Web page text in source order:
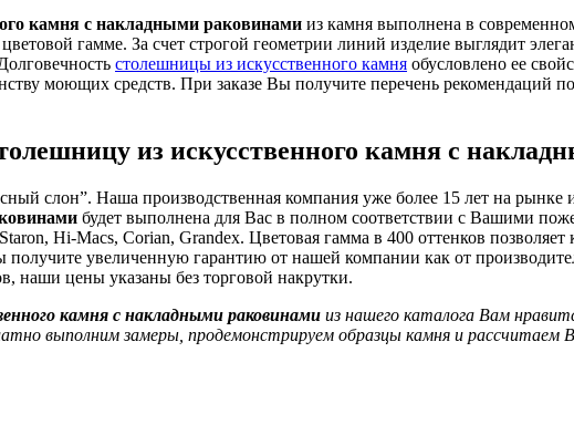
камня с накладными раковинами из камня выполнена в
гамме. За счет строгой геометрии линий изделие выглядит
столешницы из искусственного камня обусловлено ее
моющих средств. При заказе Вы получите перечень рекомендаций
из искусственного камня с
слон”. Наша производственная компания уже более 15 лет на рынке
будет выполнена для Вас в полном соответствии с Вашими
Hi-Macs, Corian, Grandex. Цветовая гамма в 400 оттенков
увеличенную гарантию от нашей компании как от
наши цены указаны без торговой накрутки.
камня с накладными раковинами из нашего каталога Вам
выполним замеры, продемонстрируем образцы камня и рассчитаем